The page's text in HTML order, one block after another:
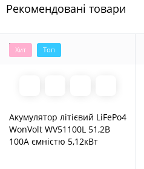
Рекомендовані товари
Хит Топ
Акумулятор літієвий LiFePo4
WonVolt WV51100L 51,2В
100A ємністю 5,12кВт